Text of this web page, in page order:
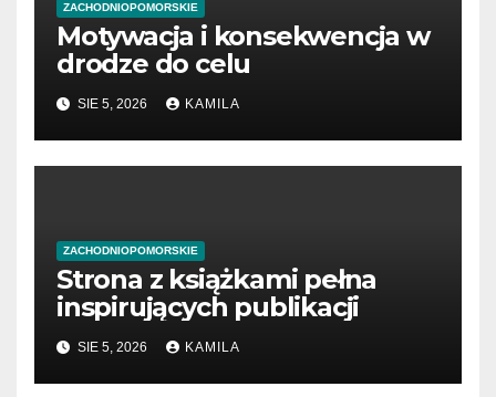
ZACHODNIOPOMORSKIE
Motywacja i konsekwencja w
drodze do celu
SIE 5, 2026 KAMILA
ZACHODNIOPOMORSKIE
Strona z książkami pełna
inspirujących publikacji
SIE 5, 2026 KAMILA